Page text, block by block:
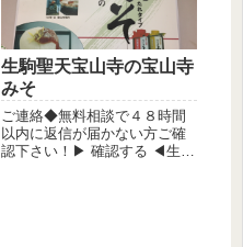
生駒聖天宝山寺の宝山寺
みそ
ご連絡◆無料相談で４８時間
以内に返信が届かない方ご確
認下さい！▶ 確認する ◀生駒